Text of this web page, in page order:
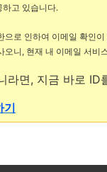
하고 있습니다.
으로 인하여 이메일 확인
니, 현재 내 이메일 서비
라면, 지금 바로 ID
기